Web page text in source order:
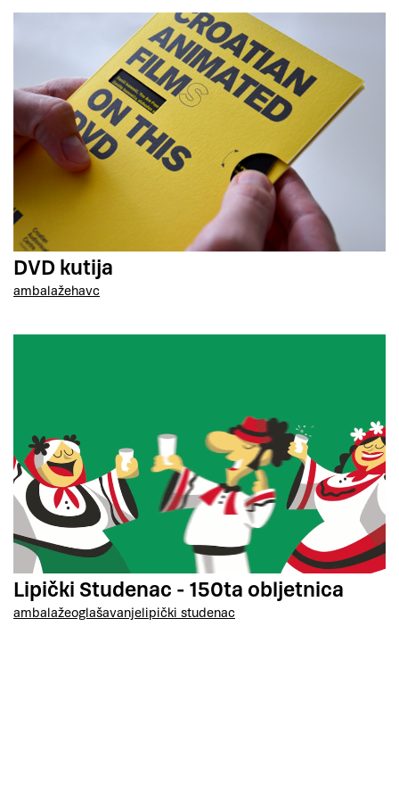
DVD kutija
ambalažehavc
Lipički Studenac - 150ta obljetnica
ambalažeoglašavanjelipički studenac